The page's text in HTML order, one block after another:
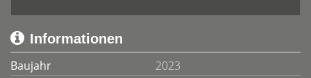
Informationen
Baujahr
2023